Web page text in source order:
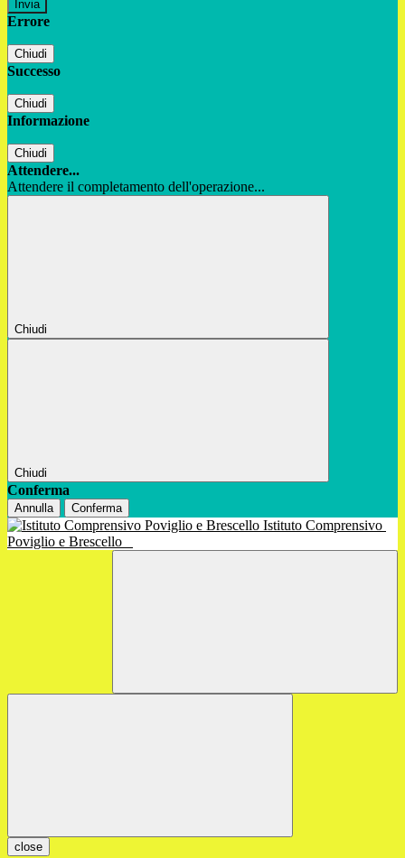
Errore
Chiudi
Successo
Chiudi
Informazione
Chiudi
Attendere...
Attendere il completamento dell'operazione...
Chiudi
Chiudi
Conferma
Annulla Conferma
Istituto Comprensivo
Poviglio e Brescello
close